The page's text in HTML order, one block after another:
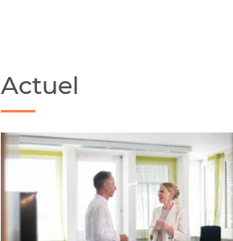
Actuel